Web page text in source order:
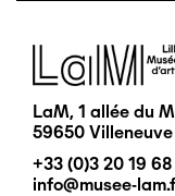
Image
LaM, 1 allée du
59650
+33 (0)3 20 19
info@musee-